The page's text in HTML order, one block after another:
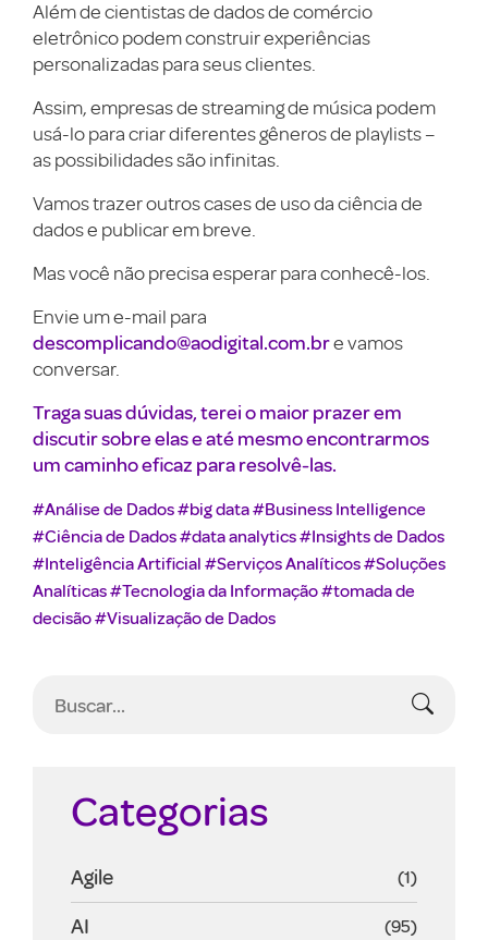
Além de cientistas de dados de comércio
eletrônico podem construir experiências
personalizadas para seus clientes.
Assim, empresas de streaming de música podem
usá-lo para criar diferentes gêneros de playlists –
as possibilidades são infinitas.
Vamos trazer outros cases de uso da ciência de
dados e publicar em breve.
Mas você não precisa esperar para conhecê-los.
Envie um e-mail para
descomplicando@aodigital.com.bre vamos
conversar.
Traga suas dúvidas, terei o maior prazer em
discutir sobre elas e até mesmo encontrarmos
um caminho eficaz para resolvê-las.
#Análise de Dados#big data#Business Intelligence
#Ciência de Dados#data analytics#Insights de Dados
#Inteligência Artificial #Serviços Analíticos#Soluções
Analíticas#Tecnologia da Informação#tomada de
decisão#Visualização de Dados
Categorias
Agile (1)
AI (95)